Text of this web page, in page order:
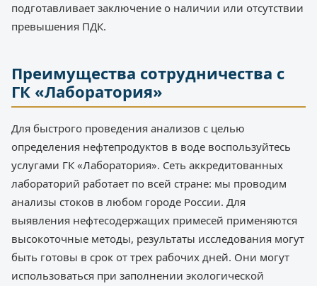
подготавливает заключение о наличии или отсутствии
превышения ПДК.
Преимущества сотрудничества с
ГК «Лаборатория»
Для быстрого проведения анализов с целью
определения нефтепродуктов в воде воспользуйтесь
услугами ГК «Лаборатория». Сеть аккредитованных
лабораторий работает по всей стране: мы проводим
анализы стоков в любом городе России. Для
выявления нефтесодержащих примесей применяются
высокоточные методы, результаты исследования могут
быть готовы в срок от трех рабочих дней. Они могут
использоваться при заполнении экологической